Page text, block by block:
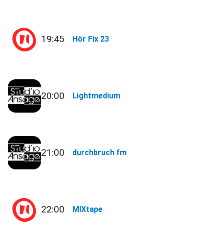
19:45 Hör Fix 23
20:00 Lightmedium
21:00 durchbruch fm
22:00 MIXtape